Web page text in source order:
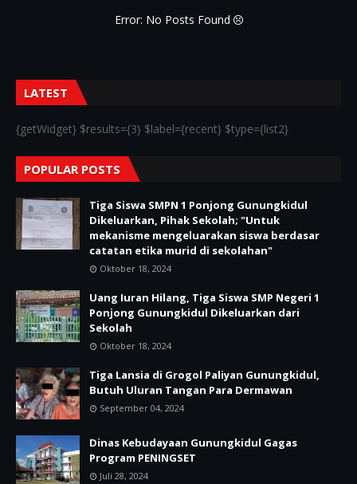
Error: No Posts Found
LATEST
{getWidget} $results={3} $label={recent} $type={list2}
POPULAR POSTS
Tiga Siswa SMPN 1 Ponjong Gunungkidul
Dikeluarkan, Pihak Sekolah; "Untuk
mekanisme mengeluarakan siswa berdasar
catatan etika murid di sekolahan"
Oktober 18, 2024
Uang Iuran Hilang, Tiga Siswa SMP Negeri 1
Ponjong Gunungkidul Dikeluarkan dari
Sekolah
Oktober 18, 2024
Tiga Lansia di Grogol Paliyan Gunungkidul,
Butuh Uluran Tangan Para Dermawan
September 04, 2024
Dinas Kebudayaan Gunungkidul Gagas
Program PENINGSET
Juli 28, 2024